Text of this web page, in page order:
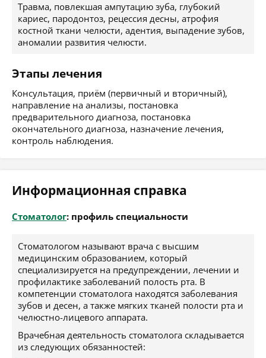
Травма, повлекшая ампутацию зуба, глубокий
кариес, пародонтоз, рецессия десны, атрофия
костной ткани челюсти, адентия, выпадение зубов,
аномалии развития челюсти.
Этапы лечения
Консультация, приём (первичный и вторичный),
направление на анализы, постановка
предварительного диагноза, постановка
окончательного диагноза, назначение лечения,
контроль наблюдения.
Информационная справка
Стоматолог: профиль специальности
Стоматологом называют врача с высшим
медицинским образованием, который
специализируется на предупреждении, лечении и
профилактике заболеваний полость рта. В
компетенции стоматолога находятся заболевания
зубов и десен, а также мягких тканей полости рта и
челюстно-лицевого аппарата.
Врачебная деятельность стоматолога складывается
из следующих обязанностей: